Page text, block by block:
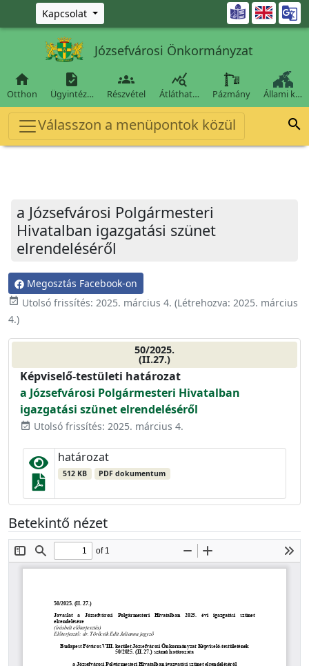
Ugrás a fő tartalomra
Kapcsolat 
Józsefvárosi Önkormányzat

Otthon

Ügyintéz…

Részvétel

Átláthat… Pázmány Állami k…
Válasszon a menüpontok közül 
a Józsefvárosi Polgármesteri
Hivatalban igazgatási szünet
elrendeléséről
Megosztás Facebook-on
event_available Utolsó frissítés: 2025. március 4. (Létrehozva: 2025. március
4.)
50/2025.
(II.27.)
Képviselő-testületi határozat
a Józsefvárosi Polgármesteri Hivatalban
igazgatási szünet elrendeléséről
event_available Utolsó frissítés: 2025. március 4.
határozat
512 KB PDF dokumentum
Betekintő nézet